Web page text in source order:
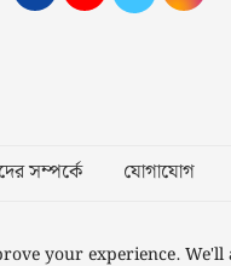
সম্পর্কে যোগাযোগ
your experience.